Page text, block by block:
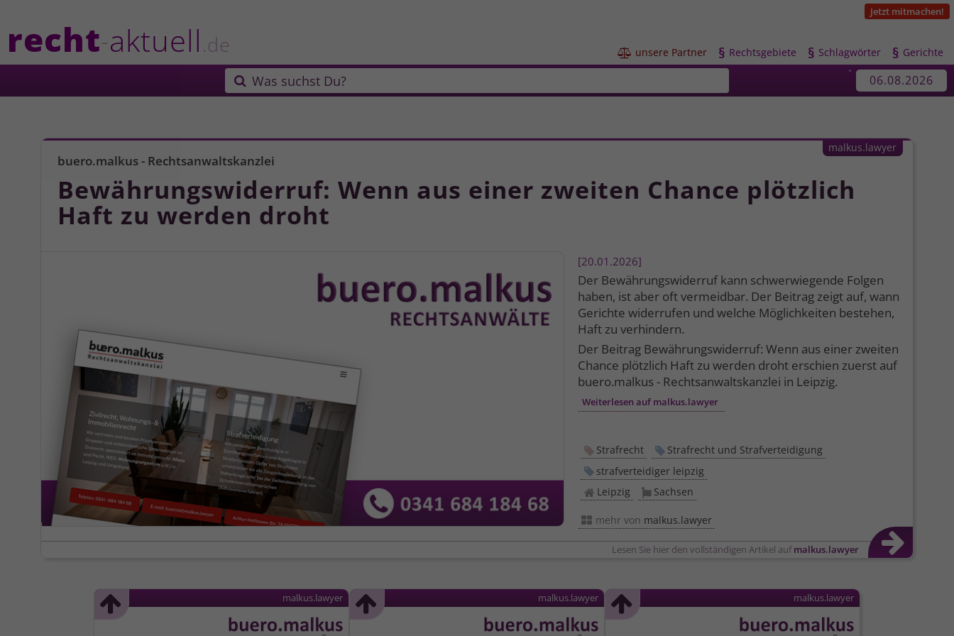
recht-aktuell.de
Jetzt mitmachen!
 unsere Partner § Rechtsgebiete § Schlagwörter § Gerichte
 Was suchst Du? 06.08.2026
buero.malkus - Rechtsanwaltskanzlei
Bewährungswiderruf: Wenn aus einer zweiten Chance plötzlich
Haft zu werden droht
20.01.2026
Der Bewährungswiderruf kann schwerwiegende Folgen
haben, ist aber oft vermeidbar. Der Beitrag zeigt auf, wann
Gerichte widerrufen und welche Möglichkeiten bestehen,
Haft zu verhindern.
Der Beitrag Bewährungswiderruf: Wenn aus einer zweiten
Chance plötzlich Haft zu werden droht erschien zuerst auf
buero.malkus - Rechtsanwalts­kanzlei in Leipzig.
Weiterlesen auf malkus.lawyer
Lesen Sie hier den vollständigen Artikel aufmalkus.lawyer
malkus.lawyer
Strafrecht
Strafrecht und Strafverteidigung
strafverteidiger leipzig
Leipzig
Sachsen
mehr von malkus.lawyer
malkus.lawyer malkus.lawyer malkus.lawyer